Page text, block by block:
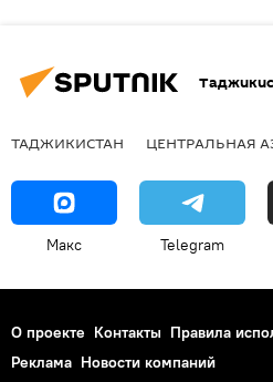
ТАДЖИКИСТАН ЦЕНТРАЛЬНАЯ
Макс Telegram
О проекте Контакты Правила
Реклама Новости компаний